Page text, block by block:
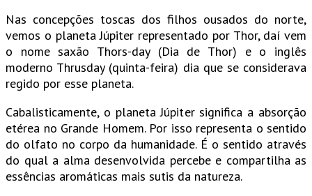
Nas concepções toscas dos filhos ousados do norte,
vemos o planeta Júpiter representado por Thor, daí vem
o nome saxão Thors-day (Dia de Thor) e o inglês
moderno Thrusday (quinta-feira) dia que se considerava
regido por esse planeta.
Cabalisticamente, o planeta Júpiter significa a absorção
etérea no Grande Homem. Por isso representa o sentido
do olfato no corpo da humanidade. É o sentido através
do qual a alma desenvolvida percebe e compartilha as
essências aromáticas mais sutis da natureza.